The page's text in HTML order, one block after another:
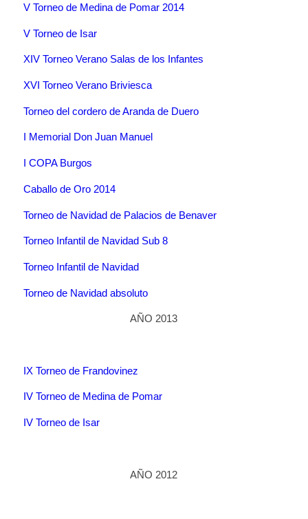
V Torneo de Medina de Pomar 2014
V Torneo de Isar
XIV Torneo Verano Salas de los Infantes
XVI Torneo Verano Briviesca
Torneo del cordero de Aranda de Duero
I Memorial Don Juan Manuel
I COPA Burgos
Caballo de Oro 2014
Torneo de Navidad de Palacios de Benaver
Torneo Infantil de Navidad Sub 8
Torneo Infantil de Navidad
Torneo de Navidad absoluto
AÑO 2013
IX Torneo de Frandovinez
IV Torneo de Medina de Pomar
IV Torneo de Isar
AÑO 2012